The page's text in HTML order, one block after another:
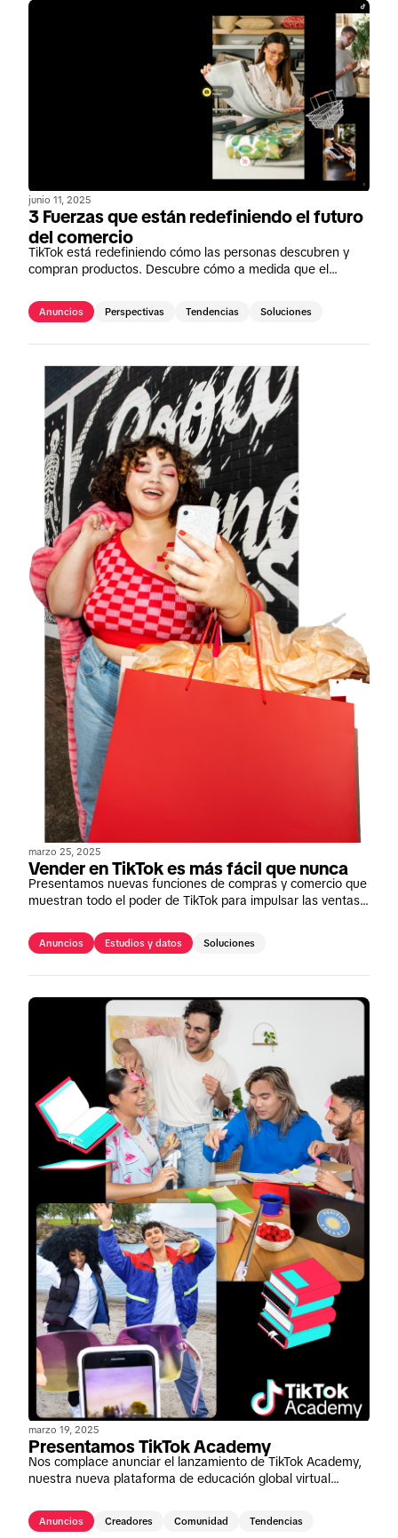
junio 11, 2025
3 Fuerzas que están redefiniendo el futuro
del comercio
TikTok está redefiniendo cómo las personas descubren y
compran productos. Descubre cómo a medida que el
simplemente anunciarse a operar activamente—llegando a
los consumidores online, offline y directamente en la
Anuncios Perspectivas Tendencias Soluciones
marzo 25, 2025
Vender en TikTok es más fácil que nunca
Presentamos nuevas funciones de compras y comercio que
muestran todo el poder de TikTok para impulsar las ventas
Anuncios Estudios y datos Soluciones
marzo 19, 2025
Presentamos TikTok Academy
Nos complace anunciar el lanzamiento de TikTok Academy,
nuestra nueva plataforma de educación global virtual
desarrollar la experiencia de TikTok para los especialistas en
marketing de todos los perfiles.
Anuncios Creadores Comunidad Tendencias